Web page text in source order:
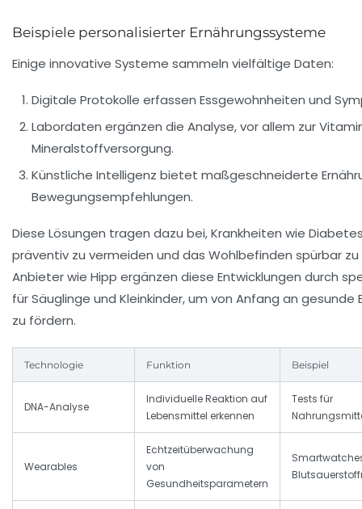
Beispiele personalisierter Ernährungssysteme
Einige innovative Systeme sammeln vielfältige Daten:
Digitale Protokolle erfassen Essgewohnheiten und
Labordaten ergänzen die Analyse, vor allem zur
Mineralstoffversorgung.
Künstliche Intelligenz bietet maßgeschneiderte
Bewegungsempfehlungen.
Diese Lösungen tragen dazu bei, Krankheiten wie
präventiv zu vermeiden und das Wohlbefinden spürbar zu
Anbieter wie Hipp ergänzen diese Entwicklungen durch
für Säuglinge und Kleinkinder, um von Anfang an gesunde
zu fördern.
Technologie Funktion Beispiel
DNA-Analyse
Individuelle Reaktion auf
Lebensmittel erkennen
Tests für
Wearables
Echtzeitüberwachung
von
Gesundheitsparametern